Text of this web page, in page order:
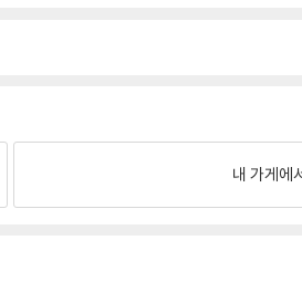
내 가게에